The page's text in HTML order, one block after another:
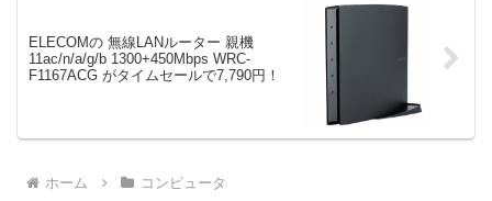
ELECOMの 無線LANルーター 親機
11ac/n/a/g/b 1300+450Mbps WRC-
F1167ACG がタイムセールで7,790円！
ホーム コンピュータ